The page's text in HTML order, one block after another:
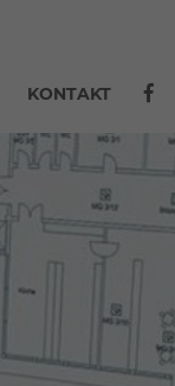
KONTAKT